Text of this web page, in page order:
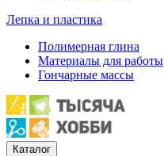
Лепка и пластика
Полимерная глина
Материалы для работы
Гончарные массы
Каталог